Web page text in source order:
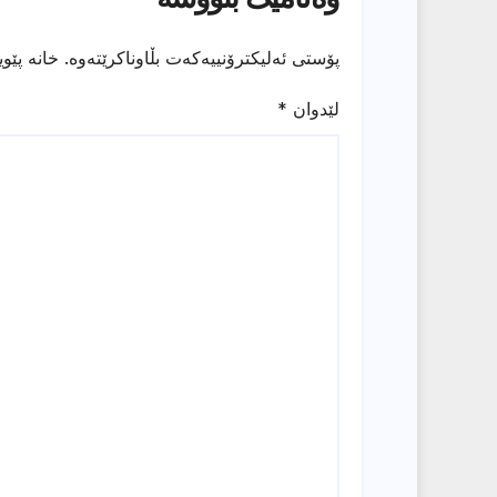
پۆستی ئەلیکترۆنییەکەت بڵاوناکرێتەوە. خانە
لێدوان *